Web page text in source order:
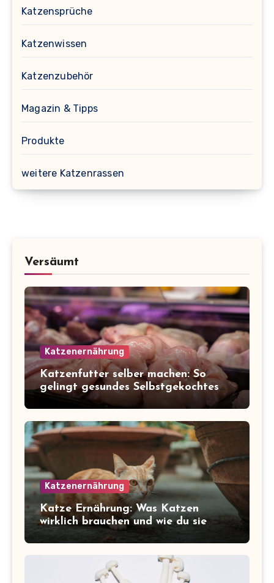
Katzensprüche
Katzenwissen
Katzenzubehör
Magazin & Tipps
Produkte
weitere Katzenrassen
Versäumt
Katzenernährung
Katzenfutter selber machen: So
gelingt gesundes Selbstgekochtes
für deine Katze
Katzenernährung
Katze Ernährung: Was Katzen
wirklich brauchen und wie du sie
richtig fütterst